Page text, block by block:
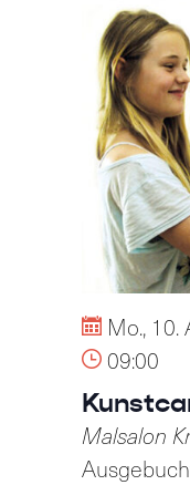
Mo., 10.
09:00
Malsalon